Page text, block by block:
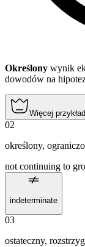
Określony wynik
dowodów na
Więcej
02
określony,
not continuing to
indeterminate
03
ostateczny,